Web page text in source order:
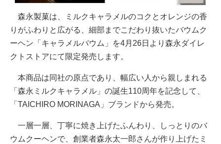
森永製菓は、ミルクキャラメルのコクとオレンジの香
りがふわりと広がる、細部までこだわり抜いたバウムク
ーヘン「キャラメルバウム」を4月26日より森永ダイレ
クトストアにて限定発売します。
本商品は同社の原点であり、幅広い人から親しまれる
「森永ミルクキャラメル」の誕生110周年を記念して、
「TAICHIRO MORINAGA」ブランドから発売。
一層一層、丁寧に焼き上げたふんわり、しっとりのバ
ウムクーヘンで、創業者森永太一郎さんが作り上げたミ